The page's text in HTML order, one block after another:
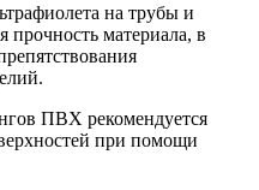
на трубы и
материала, в
ПВХ рекомендуется
при помощи